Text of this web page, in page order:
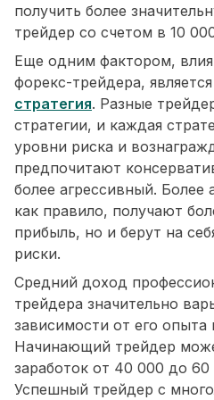
получить более
трейдер со счетом в 10
Еще одним фактором,
форекс-трейдера, является
стратегия. Разные
стратегии, и каждая
уровни риска и
предпочитают
более агрессивный. Более
как правило, получают
прибыль, но и берут на
риски.
Средний доход
трейдера значительно
зависимости от его опыта
Начинающий трейдер
заработок от 40 000 до
Успешный трейдер с